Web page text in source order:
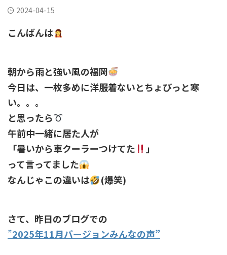
2024-04-15
こんばんは
朝から雨と強い風の福岡
今日は、一枚多めに洋服着ないとちょびっと寒
い。。。
と思ったら
午前中一緒に居た人が
「暑いから車クーラーつけてた
」
って言ってました
なんじゃこの違いは
(爆笑)
さて、昨日のブログでの
”2025年11月バージョンみんなの声”